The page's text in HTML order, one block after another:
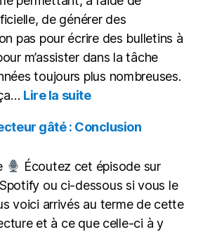
de générer des
pas pour écrire des bulletins à
m’assister dans la tâche
toujours plus nombreuses.
Lire la suite:
pour
pour
remplacer
gâté : Conclusion
Écoutez cet épisode sur
ou ci-dessous si vous le
voici arrivés au terme de cette
et à ce que celle-ci à y